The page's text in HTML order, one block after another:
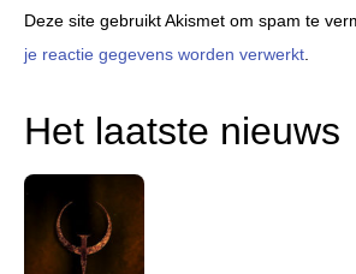
Deze site gebruikt Akismet om spam te
je reactie gegevens worden verwerkt
Het laatste nieuws